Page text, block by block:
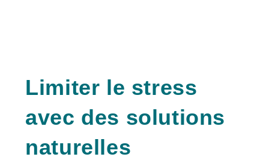
Limiter le stress
avec des solutions
naturelles